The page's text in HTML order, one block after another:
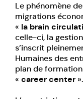
Le phénomène
migrations
« la brain
celle-ci, la
s’inscrit
Humaines des
plan de formation
« career center ».